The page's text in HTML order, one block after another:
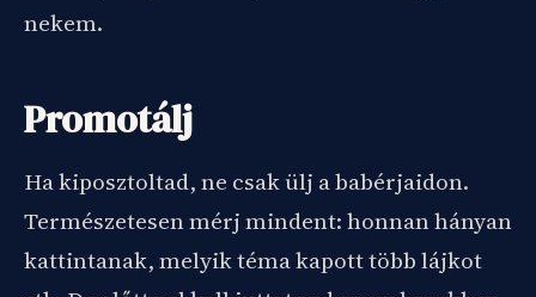
nekem.
Promotálj
Ha kiposztoltad, ne csak ülj a babérjaidon.
Természetesen mérj mindent: honnan hányan
kattintanak, melyik téma kapott több lájkot